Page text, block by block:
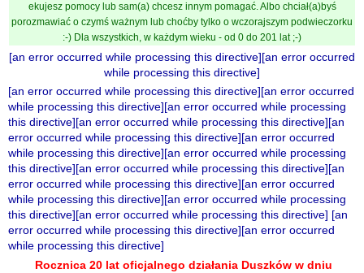
ekujesz pomocy lub sam(a) chcesz innym pomagać. Albo chciał(a)byś
porozmawiać o czymś ważnym lub choćby tylko o wczorajszym podwieczorku
:-) Dla wszystkich, w każdym wieku - od 0 do 201 lat ;-)
[an error occurred while processing this directive][an error occurred
while processing this directive]
[an error occurred while processing this directive][an error occurred
while processing this directive][an error occurred while processing
this directive][an error occurred while processing this directive][an
error occurred while processing this directive][an error occurred
while processing this directive][an error occurred while processing
this directive][an error occurred while processing this directive][an
error occurred while processing this directive][an error occurred
while processing this directive][an error occurred while processing
this directive][an error occurred while processing this directive] [an
error occurred while processing this directive][an error occurred
while processing this directive]
Rocznica 20 lat oficjalnego działania Duszków w dniu